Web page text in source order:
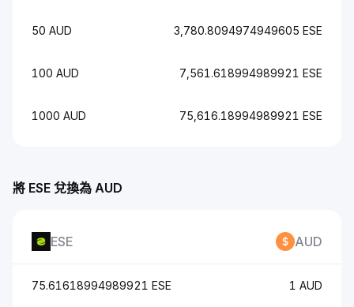
將 ESE 兌換為 AUD
ESE AUD
75.61618994989921 ESE 1 AUD
50 AUD 3,780.8094974949605 ESE
100 AUD 7,561.618994989921 ESE
1000 AUD 75,616.18994989921 ESE